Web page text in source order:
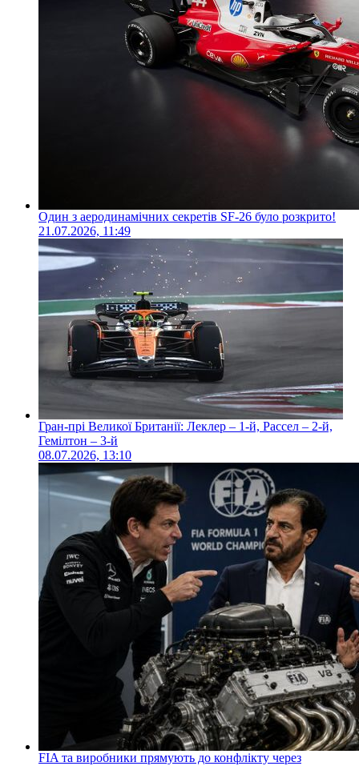
Один з аеродинамічних секретів SF-26 було розкрито!
21.07.2026, 11:49
Гран-прі Великої Британії: Леклер – 1-й, Рассел – 2-й,
Гемілтон – 3-й
08.07.2026, 13:10
FIA та виробники прямують до конфлікту через